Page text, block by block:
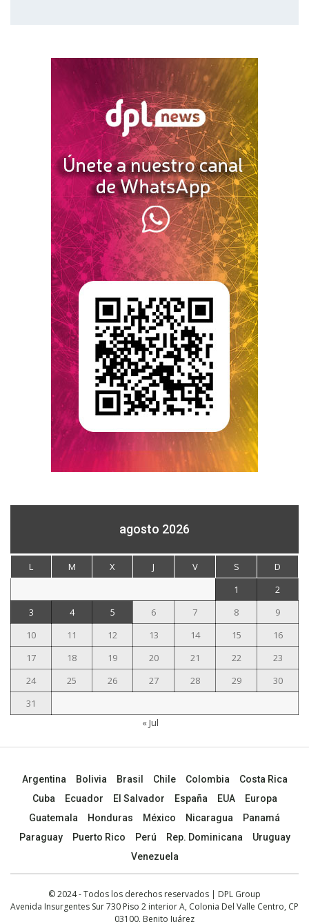
agosto 2026
L M X J V S
D
1
2
3
4 5 6 7 8
9
10
11 12 13 14 15
16
17
18 19 20 21 22
23
24
25 26 27 28 29
30
31
« Jul
Argentina Bolivia Brasil Chile Colombia
Costa Rica
Cuba
Ecuador El Salvador España EUA
Europa
Guatemala
Honduras México Nicaragua
Panamá
Paraguay
Puerto Rico Perú Rep. Dominicana
Uruguay
Venezuela
© 2024 - Todos los derechos reservados | DPL Group
Avenida Insurgentes Sur 730 Piso 2 interior A, Colonia Del Valle Centro, CP
03100, Benito Juárez